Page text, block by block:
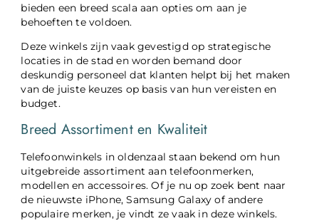
bieden een breed scala aan opties om aan je
behoeften te voldoen.
Deze winkels zijn vaak gevestigd op strategische
locaties in de stad en worden bemand door
deskundig personeel dat klanten helpt bij het maken
van de juiste keuzes op basis van hun vereisten en
budget.
Breed Assortiment en Kwaliteit
Telefoonwinkels in oldenzaal staan bekend om hun
uitgebreide assortiment aan telefoonmerken,
modellen en accessoires. Of je nu op zoek bent naar
de nieuwste iPhone, Samsung Galaxy of andere
populaire merken, je vindt ze vaak in deze winkels.